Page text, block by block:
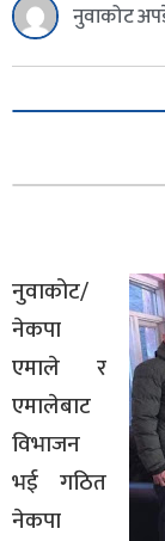
नुवाकोट
नुवाकोट/
नेकपा
एमाले र
एमालेबाट
विभाजन
भई गठित
नेकपा